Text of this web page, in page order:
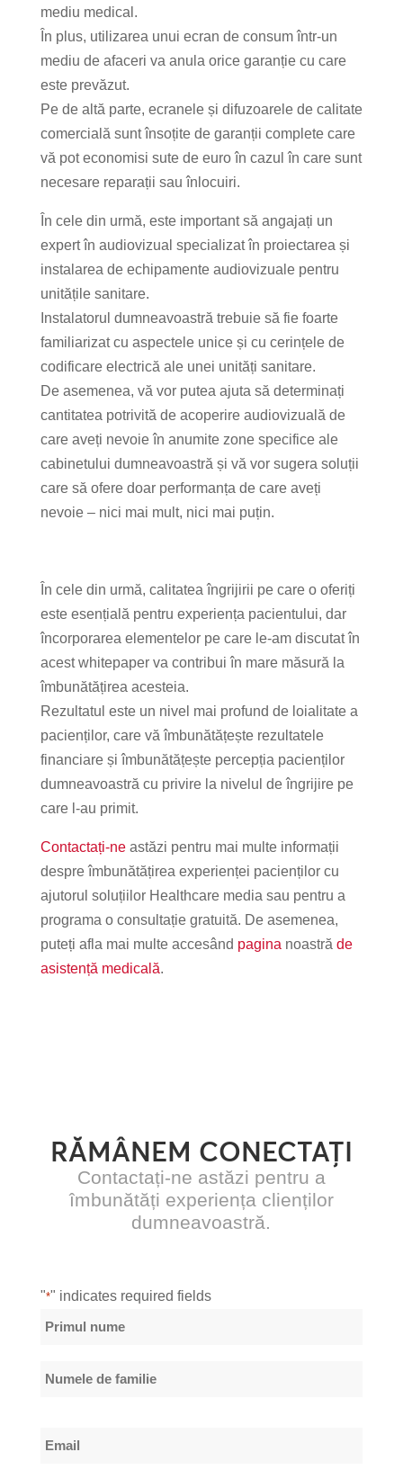
mediu medical.
În plus, utilizarea unui ecran de consum într-un
mediu de afaceri va anula orice garanție cu care
este prevăzut.
Pe de altă parte, ecranele și difuzoarele de calitate
comercială sunt însoțite de garanții complete care
vă pot economisi sute de euro în cazul în care sunt
necesare reparații sau înlocuiri.
În cele din urmă, este important să angajați un
expert în audiovizual specializat în proiectarea și
instalarea de echipamente audiovizuale pentru
unitățile sanitare.
Instalatorul dumneavoastră trebuie să fie foarte
familiarizat cu aspectele unice și cu cerințele de
codificare electrică ale unei unități sanitare.
De asemenea, vă vor putea ajuta să determinați
cantitatea potrivită de acoperire audiovizuală de
care aveți nevoie în anumite zone specifice ale
cabinetului dumneavoastră și vă vor sugera soluții
care să ofere doar performanța de care aveți
nevoie – nici mai mult, nici mai puțin.
În cele din urmă, calitatea îngrijirii pe care o oferiți
este esențială pentru experiența pacientului, dar
încorporarea elementelor pe care le-am discutat în
acest whitepaper va contribui în mare măsură la
îmbunătățirea acesteia.
Rezultatul este un nivel mai profund de loialitate a
pacienților, care vă îmbunătățește rezultatele
financiare și îmbunătățește percepția pacienților
dumneavoastră cu privire la nivelul de îngrijire pe
care l-au primit.
Contactați-ne astăzi pentru mai multe informații
despre îmbunătățirea experienței pacienților cu
ajutorul soluțiilor Healthcare media sau pentru a
programa o consultație gratuită. De asemenea,
puteți afla mai multe accesând paginanoastră de
asistență medicală.
RĂMÂNEM CONECTAȚI
Contactați-ne astăzi pentru a
îmbunătăți experiența clienților
dumneavoastră.
"*" indicates required fields
Nume
Primul
de
Email